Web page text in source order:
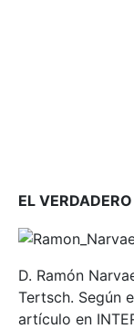
EL
D. Ramón
Tertsch. Según
artículo en